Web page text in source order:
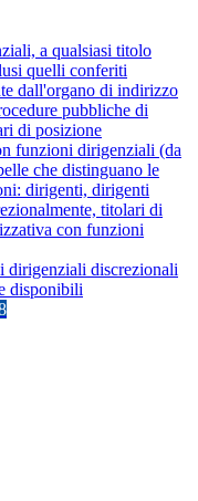
a qualsiasi titolo
quelli conferiti
dall'organo di indirizzo
pubbliche di
di posizione
funzioni dirigenziali (da
che distinguano le
dirigenti, dirigenti
titolari di
con funzioni
dirigenziali discrezionali
disponibili